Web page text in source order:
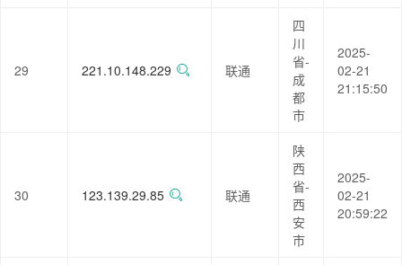
29 221.10.148.229 联通
四
川
省-
成
都
市
2025-
02-21
21:15:50
30 123.139.29.85 联通
陕
西
省-
西
安
市
2025-
02-21
20:59:22